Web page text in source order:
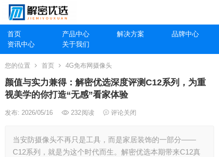
首页 产品中心 解决方案
品牌中心
资讯中心
关于我们
您的位置 首页 4G免布网摄像头
颜值与实力兼得：解密优选深度评测C12系列，为重
视美学的你打造“无感”看家体验
发布: 2026/05/16 232阅读 评论关闭
当安防摄像头不再只是工具，而是家居装饰的一部分——
C12系列，就是为这个时代而生。解密优选本期带来C12真